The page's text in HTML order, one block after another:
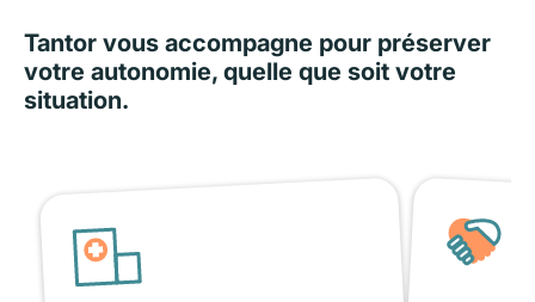
Tantor vous accompagne pour préserver
votre autonomie, quelle que soit votre
situation.